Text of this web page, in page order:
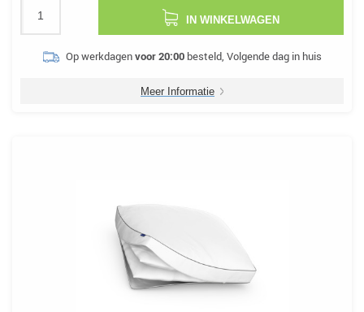
IN WINKELWAGEN
Op werkdagenvoor 20:00besteld, Volgende dag in huis
Meer Informatie